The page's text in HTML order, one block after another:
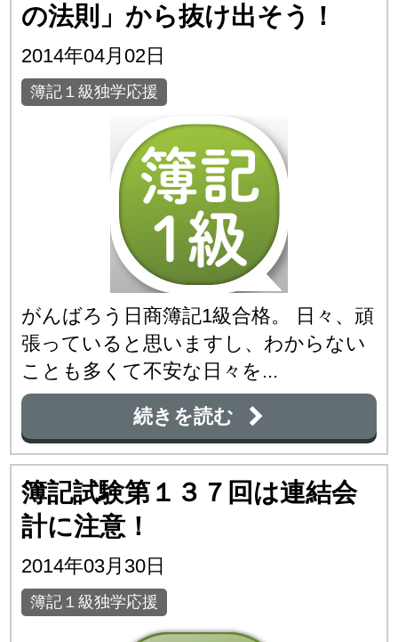
の法則」から抜け出そう！
2014年04月02日
簿記１級独学応援
がんばろう日商簿記1級合格。 日々、頑
張っていると思いますし、わからない
ことも多くて不安な日々を...
続きを読む
簿記試験第１３７回は連結会
計に注意！
2014年03月30日
簿記１級独学応援